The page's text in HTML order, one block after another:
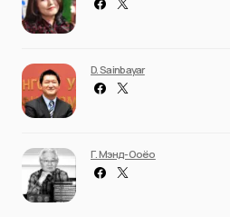
D. Sainbayar
Г. Мэнд-Ооёо